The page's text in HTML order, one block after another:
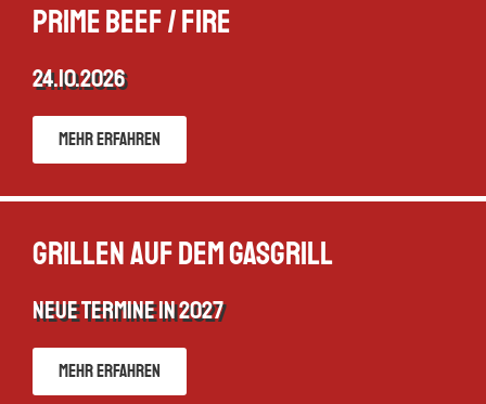
Prime Beef / Fire
24.10.2026
Mehr erfahren
Grillen auf dem Gasgrill
neue Termine in 2027
Mehr erfahren